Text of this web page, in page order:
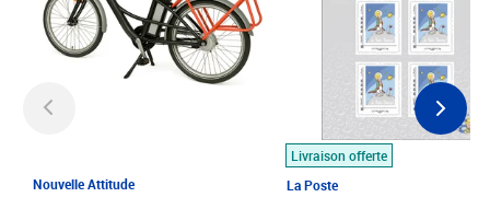
Nouvelle Attitude
Livraison offerte
La Poste